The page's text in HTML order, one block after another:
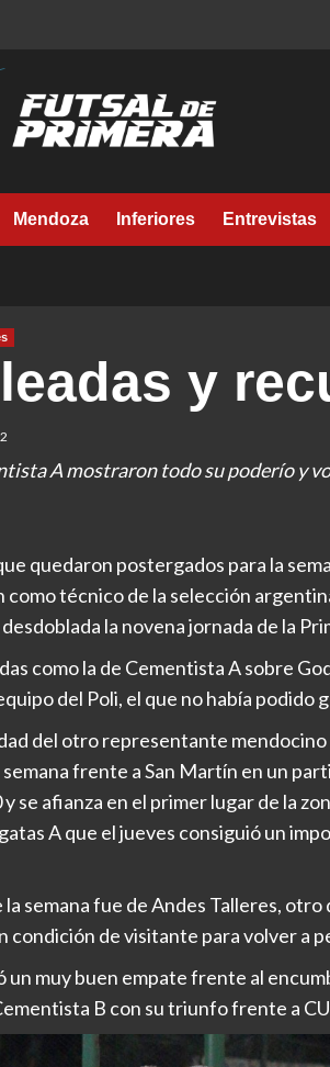
Mendoza Inferiores Entrevistas
y
A mostraron todo su poderío y
quedaron postergados para la
como técnico de la selección
la novena jornada de la
como la de Cementista A sobre
del Poli, el que no había podido
del otro representante mendocino
frente a San Martín en un
y se afianza en el primer lugar de la
A que el jueves consiguió un
la semana fue de Andes Talleres,
condición de visitante para volver a
un muy buen empate frente al
B con su triunfo frente a